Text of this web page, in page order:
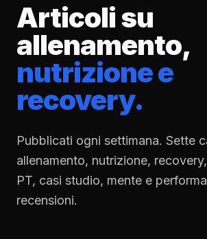
Articoli su
allenamento,
nutrizione e
recovery.
Pubblicati ogni settimana. Sette
allenamento, nutrizione,
PT, casi studio, mente e
recensioni.